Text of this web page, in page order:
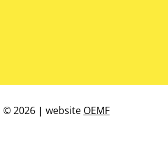
© 2026 | website OEMF